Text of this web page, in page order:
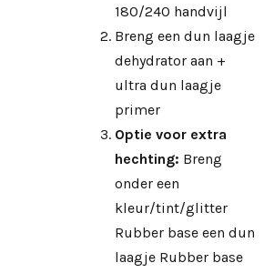
180/240 handvijl
Breng een dun laagje
dehydrator aan +
ultra dun laagje
primer
Optie voor extra
hechting: Breng
onder een
kleur/tint/glitter
Rubber base een dun
laagje Rubber base